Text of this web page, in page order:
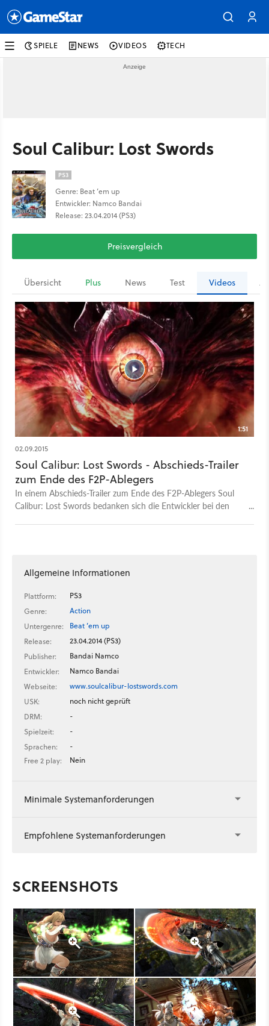
SPIELE NEWS VIDEOS TECH
Soul Calibur: Lost Swords
PS3
Genre: Beat ’em up
Entwickler: Namco Bandai
Release: 23.04.2014 (PS3)
Preisvergleich
Übersicht Plus News Test Videos
1:51
02.09.2015
Soul Calibur: Lost Swords - Abschieds-Trailer
zum Ende des F2P-Ablegers
In einem Abschieds-Trailer zum Ende des F2P-Ablegers Soul
Calibur: Lost Swords bedanken sich die Entwickler bei den
Allgemeine Informationen
Plattform:
PS3
Genre:
Action
Untergenre:
Beat ’em up
Release:
23.04.2014 (PS3)
Publisher:
Bandai Namco
Entwickler:
Namco Bandai
Webseite:
www.soulcalibur-lostswords.com
USK:
noch nicht geprüft
DRM:
-
Spielzeit:
-
Sprachen:
-
Free 2 play:
Nein
Minimale Systemanforderungen
Empfohlene Systemanforderungen
SCREENSHOTS